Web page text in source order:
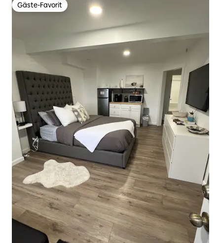
Gäste-Favorit
Gäste-Favorit